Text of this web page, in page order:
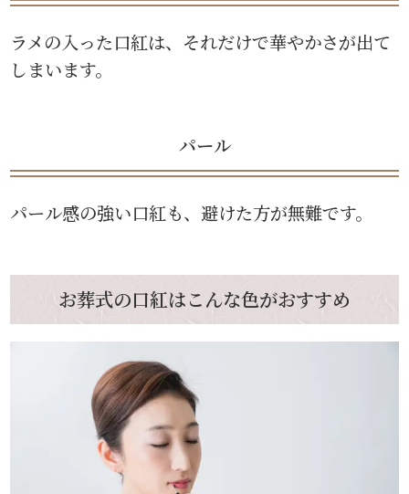
ラメの入った口紅は、それだけで華やかさが出て
しまいます。
パール
パール感の強い口紅も、避けた方が無難です。
お葬式の口紅はこんな色がおすすめ